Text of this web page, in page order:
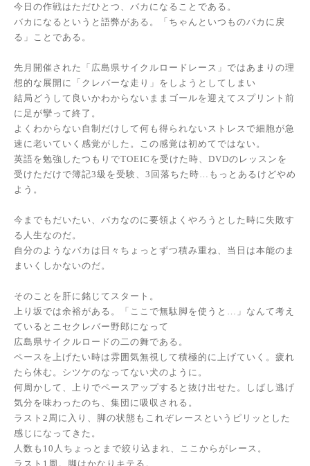
今日の作戦はただひとつ、バカになることである。
バカになるというと語弊がある。「ちゃんといつものバカに戻
る」ことである。
先月開催された「広島県サイクルロードレース」ではあまりの理
想的な展開に「クレバーな走り」をしようとしてしまい
結局どうして良いかわからないままゴールを迎えてスプリント前
に足が攣って終了。
よくわからない自制だけして何も得られないストレスで細胞が急
速に老いていく感覚がした。この感覚は初めてではない。
英語を勉強したつもりでTOEICを受けた時、DVDのレッスンを
受けただけで簿記3級を受験、3回落ちた時…もっとあるけどやめ
よう。
今までもだいたい、バカなのに要領よくやろうとした時に失敗す
る人生なのだ。
自分のようなバカは日々ちょっとずつ積み重ね、当日は本能のま
まいくしかないのだ。
そのことを肝に銘じてスタート。
上り坂では余裕がある。「ここで無駄脚を使うと…」なんて考え
ているとニセクレバー野郎になって
広島県サイクルロードの二の舞である。
ペースを上げたい時は雰囲気無視して積極的に上げていく。疲れ
たら休む。シツケのなってない犬のように。
何周かして、上りでペースアップすると抜け出せた。しばし逃げ
気分を味わったのち、集団に吸収される。
ラスト2周に入り、脚の状態もこれぞレースというピリッとした
感じになってきた。
人数も10人ちょっとまで絞り込まれ、ここからがレース。
ラスト1周。脚はかなりキテる。